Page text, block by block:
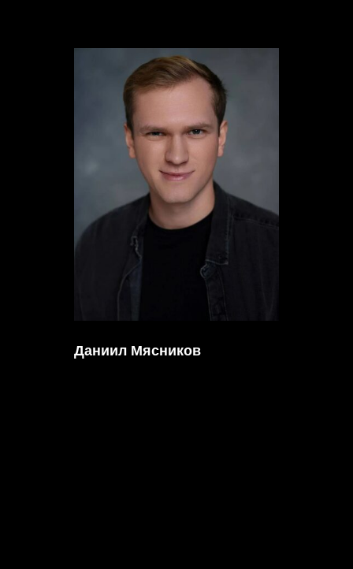
Даниил Мясников